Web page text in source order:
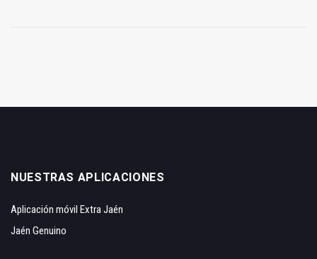
NUESTRAS APLICACIONES
Aplicación móvil Extra Jaén
Jaén Genuino